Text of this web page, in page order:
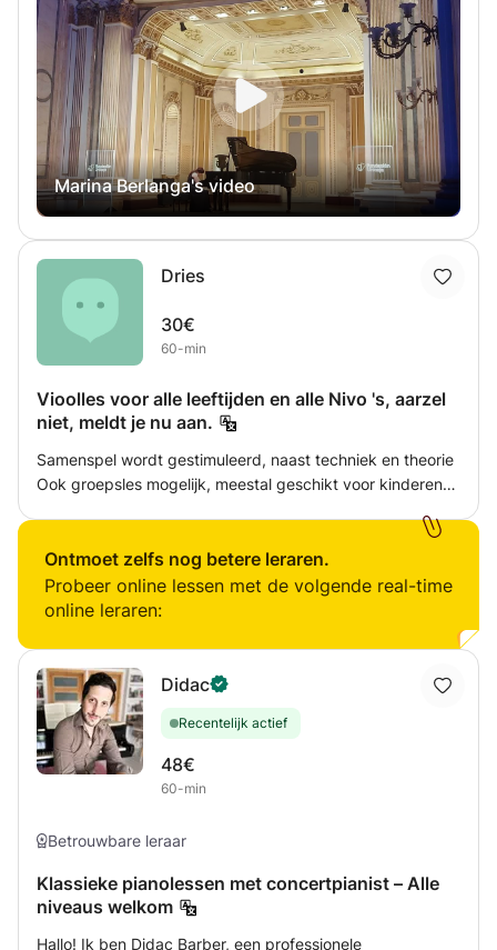
muzikale voorkeuren, dus we kunnen klassieke werken,
popsongs of soundtracks bestuderen. We zullen werken
aan elementen zoals ritme, dynamiek, muzikale expressie
en techniek, met als doel meer vaardigheden te
ontwikkelen, creativiteit te stimuleren en van muziek te
genieten. Ik kan je ook de basis van harmonie en
muziektheorie leren. Natuurlijk pas ik me altijd aan het
leertempo van elke leerling aan. De duur van de lessen is
flexibel en het is mogelijk om individueel of in groep les te
Nederlands is nog niet perfect, maar ik doe mijn best!),
Engels en Spaans.
Marina Berlanga's video
Dries
30€
60-min
Vioolles voor alle leeftijden en alle Nivo 's, aarzel
niet, meldt je nu aan.
Samenspel wordt gestimuleerd, naast techniek en theorie
Ook groepsles mogelijk, meestal geschikt voor kinderen
bijzondere locatie in de omgeving van Goor.
Ontmoet zelfs nog betere leraren.
Probeer online lessen met de volgende real-time
online leraren:
Didac
Recentelijk actief
48€
60-min
Betrouwbare leraar
Klassieke pianolessen met concertpianist – Alle
niveaus welkom
Hallo! Ik ben Didac Barber, een professionele